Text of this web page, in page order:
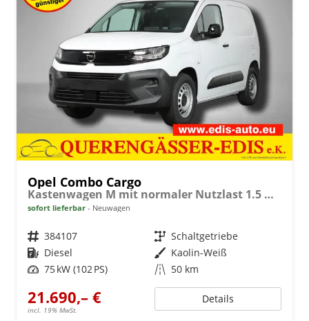
Opel Combo Cargo
Kastenwagen M mit normaler Nutzlast 1.5 Diesel 6-Gang
sofort lieferbar Neuwagen
Fahrzeugnr. 384107 Getriebe Schaltgetriebe
Kraftstoff Diesel Außenfarbe Kaolin-Weiß
Leistung 75 kW (102 PS) Kilometerstand 50 km
21.690,– €
incl. 19% MwSt.
Details